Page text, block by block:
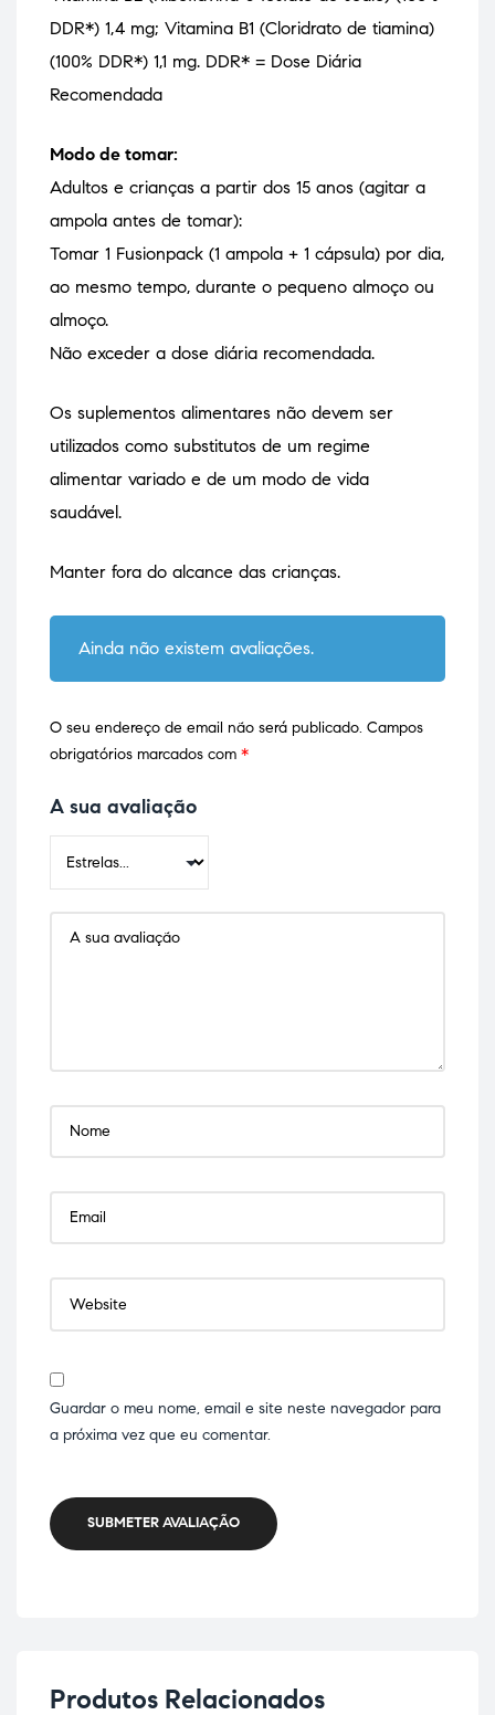
DDR*) 1,4 mg; Vitamina B1 (Cloridrato de tiamina)
(100% DDR*) 1,1 mg. DDR* = Dose Diária
Recomendada
Modo de tomar:
Adultos e crianças a partir dos 15 anos (agitar a
ampola antes de tomar):
Tomar 1 Fusionpack (1 ampola + 1 cápsula) por dia,
ao mesmo tempo, durante o pequeno almoço ou
almoço.
Não exceder a dose diária recomendada.
Os suplementos alimentares não devem ser
utilizados como substitutos de um regime
alimentar variado e de um modo de vida
saudável.
Manter fora do alcance das crianças.
Ainda não existem avaliações.
O seu endereço de email não será publicado. Campos
obrigatórios marcados com *
A sua avaliação
Guardar o meu nome, email e site neste navegador para
a próxima vez que eu comentar.
SUBMETER AVALIAÇÃO
Produtos Relacionados